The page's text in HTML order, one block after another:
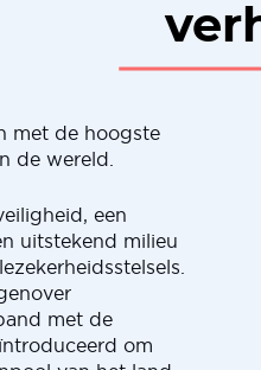
met de hoogste
de wereld.
een
uitstekend milieu
met de
om